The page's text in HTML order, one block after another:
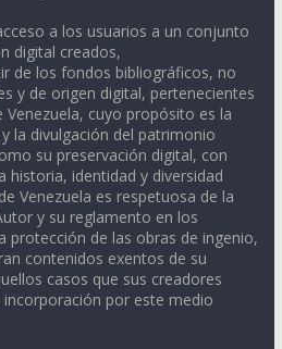
a los usuarios a un conjunto
digital creados,
de los fondos bibliográficos, no
y de origen digital, pertenecientes
cuyo propósito es la
la divulgación del patrimonio
su preservación digital, con
historia, identidad y diversidad
Venezuela es respetuosa de la
y su reglamento en los
protección de las obras de ingenio,
contenidos exentos de su
casos que sus creadores
por este medio